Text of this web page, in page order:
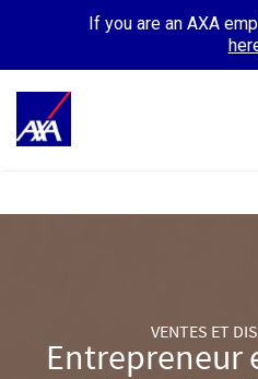
If you are an AXA
VENTES ET
Entrepreneur